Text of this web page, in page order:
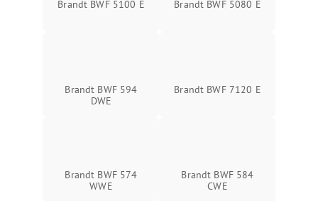
Brandt BWF 5100 E Brandt BWF 5080 E
Brandt BWF 594
DWE
Brandt BWF 7120 E
Brandt BWF 574
WWE
Brandt BWF 584
CWE